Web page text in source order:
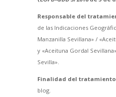
Responsable del
de las Indicaciones
Manzanilla Sevillana» /
y «Aceituna Gordal
Sevilla».
Finalidad del
blog.